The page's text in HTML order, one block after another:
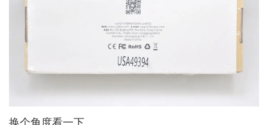
换个角度看一下。